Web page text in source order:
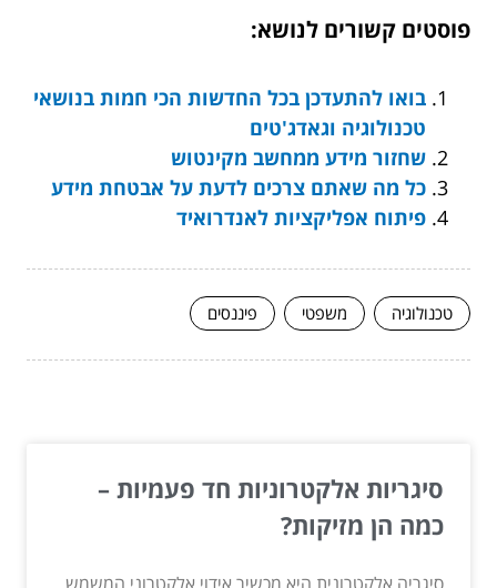
פוסטים קשורים לנושא:
בואו להתעדכן בכל החדשות הכי חמות בנושאי
טכנולוגיה וגאדג'טים
שחזור מידע ממחשב מקינטוש
כל מה שאתם צרכים לדעת על אבטחת מידע
פיתוח אפליקציות לאנדרואיד
טכנולוגיה משפטי פיננסים
סיגריות אלקטרוניות חד פעמיות –
כמה הן מזיקות?